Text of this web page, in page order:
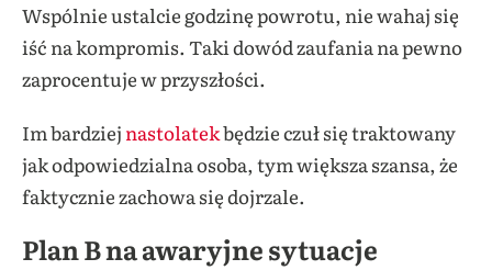
Wspólnie ustalcie godzinę powrotu, nie wahaj się
iść na kompromis. Taki dowód zaufania na pewno
zaprocentuje w przyszłości.
Im bardziej nastolatekbędzie czuł się traktowany
jak odpowiedzialna osoba, tym większa szansa, że
faktycznie zachowa się dojrzale.
Plan B na awaryjne sytuacje